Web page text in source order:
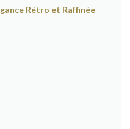
Rétro et Raffinée